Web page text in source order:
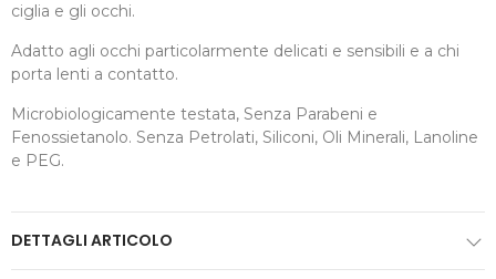
ciglia e gli occhi.
Adatto agli occhi particolarmente delicati e sensibili e a chi
porta lenti a contatto.
Microbiologicamente testata, Senza Parabeni e
Fenossietanolo. Senza Petrolati, Siliconi, Oli Minerali, Lanoline
e PEG.
DETTAGLI ARTICOLO